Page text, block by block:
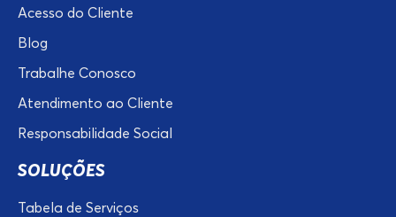
Acesso do Cliente
Blog
Trabalhe Conosco
Atendimento ao Cliente
Responsabilidade Social
SOLUÇÕES
Tabela de Serviços